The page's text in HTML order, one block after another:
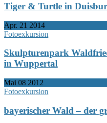
Tiger & Turtle in
Apr. 21 2014
Fotoexkursion
Skulpturenpark
in Wuppertal
Mai 08 2012
Fotoexkursion
bayerischer Wald – der